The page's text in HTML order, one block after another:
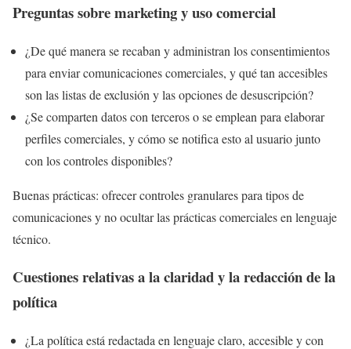
Preguntas sobre marketing y uso comercial
¿De qué manera se recaban y administran los consentimientos
para enviar comunicaciones comerciales, y qué tan accesibles
son las listas de exclusión y las opciones de desuscripción?
¿Se comparten datos con terceros o se emplean para elaborar
perfiles comerciales, y cómo se notifica esto al usuario junto
con los controles disponibles?
Buenas prácticas: ofrecer controles granulares para tipos de
comunicaciones y no ocultar las prácticas comerciales en lenguaje
técnico.
Cuestiones relativas a la claridad y la redacción de la
política
¿La política está redactada en lenguaje claro, accesible y con